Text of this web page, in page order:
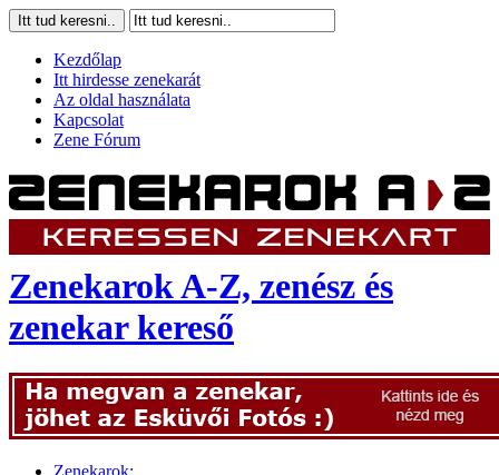
Kezdőlap
Itt hirdesse zenekarát
Az oldal használata
Kapcsolat
Zene Fórum
Zenekarok A-Z, zenész és
zenekar kereső
Zenekarok: